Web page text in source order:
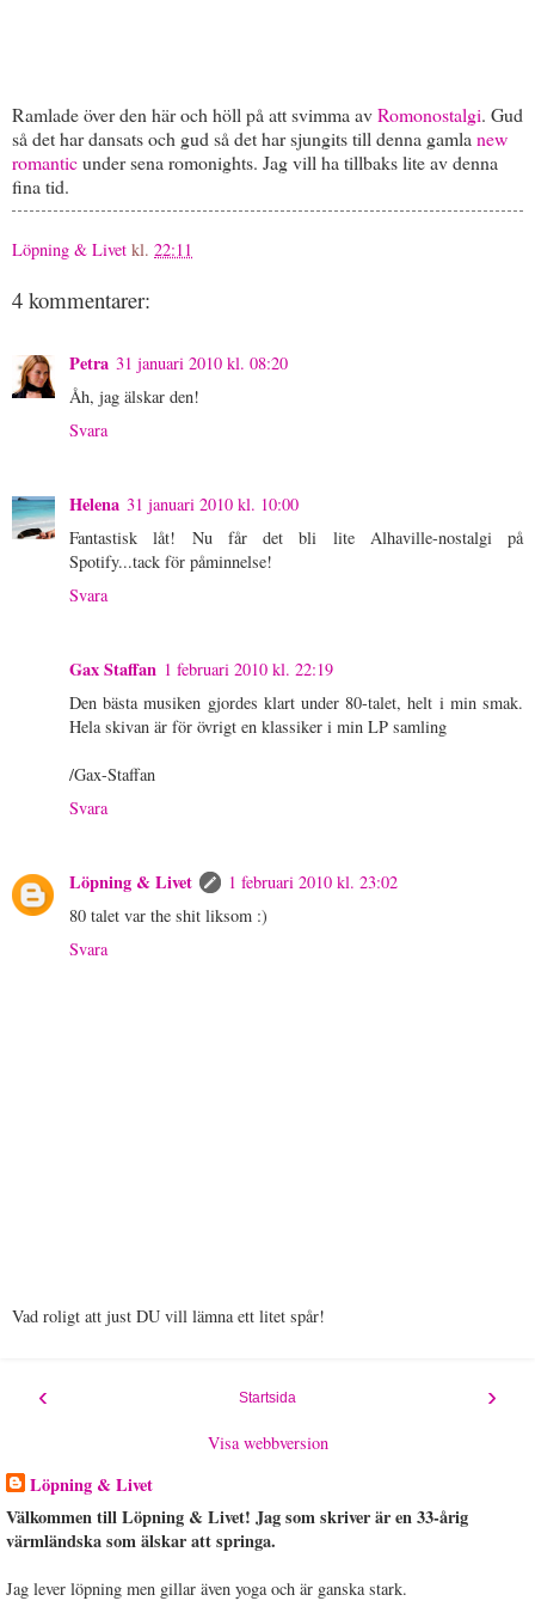
Ramlade över den här och höll på att svimma avRomonostalgi. Gud
så det har dansats och gud så det har sjungits till denna gamla new
romanticunder sena romonights. Jag vill ha tillbaks lite av denna
fina tid.
Löpning & Livet kl. 22:11
4 kommentarer:
Petra 31 januari 2010 kl. 08:20
Åh, jag älskar den!
Svara
Helena 31 januari 2010 kl. 10:00
Fantastisk låt! Nu får det bli lite Alhaville-nostalgi på
Spotify...tack för påminnelse!
Svara
Gax Staffan 1 februari 2010 kl. 22:19
Den bästa musiken gjordes klart under 80-talet, helt i min smak.
Hela skivan är för övrigt en klassiker i min LP samling
/Gax-Staffan
Svara
Löpning & Livet
1 februari 2010 kl. 23:02
80 talet var the shit liksom :)
Svara
Vad roligt att just DU vill lämna ett litet spår!
‹ ›
Startsida
Visa webbversion
Löpning & Livet
Välkommen till Löpning & Livet! Jag som skriver är en 33-årig
värmländska som älskar att springa.
Jag lever löpning men gillar även yoga och är ganska stark.